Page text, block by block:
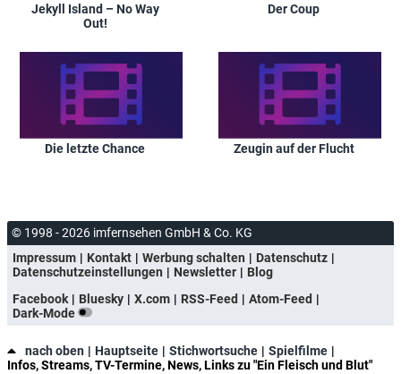
Jekyll Island – No Way
Out!
Der Coup
Die letzte Chance Zeugin auf der Flucht
© 1998 - 2026 imfernsehen GmbH & Co. KG
Impressum
Kontakt Werbung schalten
Datenschutz
Datenschutzeinstellungen
Newsletter
Blog
Facebook
Bluesky X.com RSS-Feed
Atom-Feed
Dark-Mode
nach oben Hauptseite Stichwortsuche
Spielfilme
Infos, Streams, TV-Termine, News, Links zu "Ein Fleisch und Blut"